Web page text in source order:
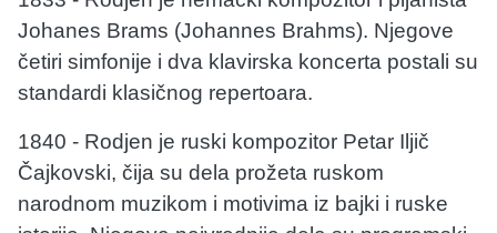
Johanes Brams (Johannes Brahms). Njegove
četiri simfonije i dva klavirska koncerta postali su
standardi klasičnog repertoara.
1840 - Rodjen je ruski kompozitor Petar Iljič
Čajkovski, čija su dela prožeta ruskom
narodnom muzikom i motivima iz bajki i ruske